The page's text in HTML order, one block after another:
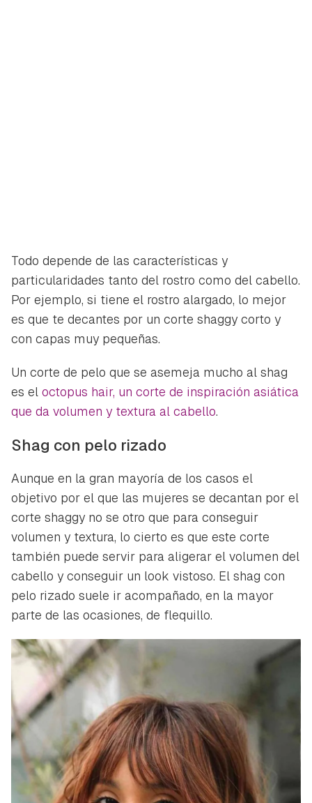
Todo depende de las características y
particularidades tanto del rostro como del cabello.
Por ejemplo, si tiene el rostro alargado, lo mejor
es que te decantes por un corte shaggy corto y
con capas muy pequeñas.
Un corte de pelo que se asemeja mucho al shag
es el octopus hair, un corte de inspiración asiática
que da volumen y textura al cabello.
Shag con pelo rizado
Aunque en la gran mayoría de los casos el
objetivo por el que las mujeres se decantan por el
corte shaggy no se otro que para conseguir
volumen y textura, lo cierto es que este corte
también puede servir para aligerar el volumen del
cabello y conseguir un look vistoso. El shag con
pelo rizado suele ir acompañado, en la mayor
parte de las ocasiones, de flequillo.